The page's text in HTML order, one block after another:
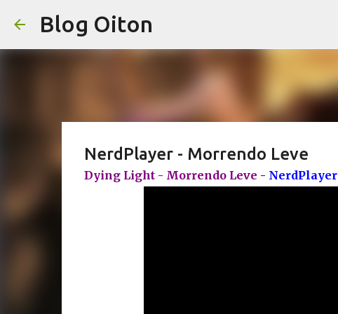
Blog Oiton
NerdPlayer - Morrendo Leve
Dying Light - Morrendo Leve - NerdPlayer